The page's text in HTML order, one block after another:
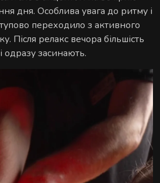
дня. Особлива увага до ритму і
переходило з активного
Після релакс вечора більшість
одразу засинають.
набряки,
м'язи й повертають
- без ін'єкцій і препаратів.